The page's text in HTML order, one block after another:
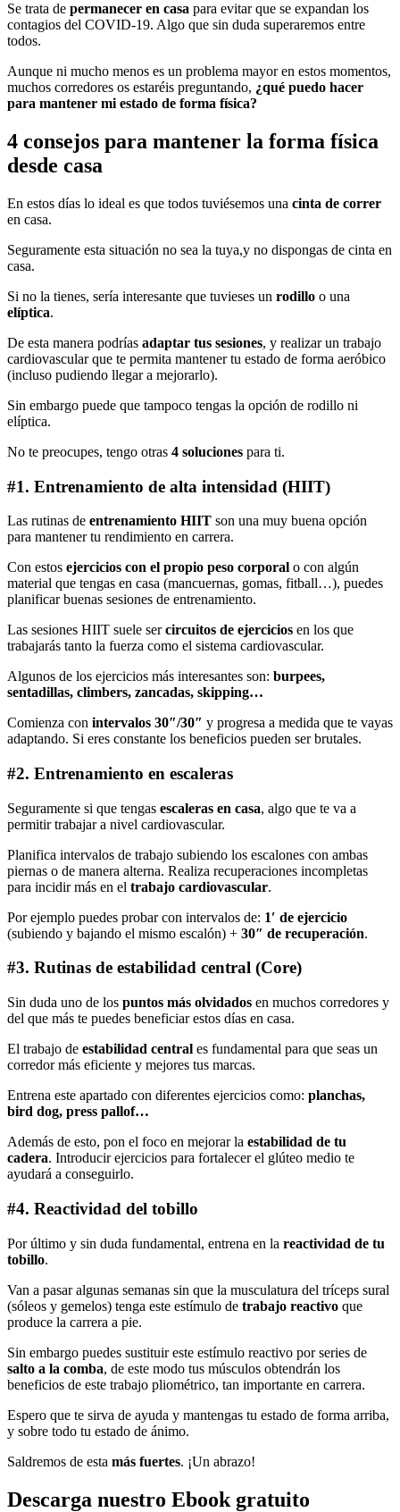
Se trata de permanecer en casa para evitar que se expandan los
contagios del COVID-19. Algo que sin duda superaremos entre
todos.
Aunque ni mucho menos es un problema mayor en estos momentos,
muchos corredores os estaréis preguntando, ¿qué puedo hacer
para mantener mi estado de forma física?
4 consejos para mantener la forma física
desde casa
En estos días lo ideal es que todos tuviésemos una cinta de correr
en casa.
Seguramente esta situación no sea la tuya,y no dispongas de cinta en
casa.
Si no la tienes, sería interesante que tuvieses un rodillo o una
elíptica.
De esta manera podrías adaptar tus sesiones, y realizar un trabajo
cardiovascular que te permita mantener tu estado de forma aeróbico
(incluso pudiendo llegar a mejorarlo).
Sin embargo puede que tampoco tengas la opción de rodillo ni
elíptica.
No te preocupes, tengo otras 4 soluciones para ti.
#1. Entrenamiento de alta intensidad (HIIT)
Las rutinas de entrenamiento HIIT son una muy buena opción
para mantener tu rendimiento en carrera.
Con estos ejercicios con el propio peso corporal o con algún
material que tengas en casa (mancuernas, gomas, fitball…), puedes
planificar buenas sesiones de entrenamiento.
Las sesiones HIIT suele sercircuitos de ejercicios en los que
trabajarás tanto la fuerza como el sistema cardiovascular.
Algunos de los ejercicios más interesantes son: burpees,
sentadillas, climbers, zancadas, skipping…
Comienza con intervalos 30″/30″ y progresa a medida que te vayas
adaptando. Si eres constante los beneficios pueden ser brutales.
#2. Entrenamiento en escaleras
Seguramente si que tengas escaleras en casa, algo que te va a
permitir trabajar a nivel cardiovascular.
Planifica intervalos de trabajo subiendo los escalones con ambas
piernas o de manera alterna. Realiza recuperaciones incompletas
para incidir más en el trabajo cardiovascular.
Por ejemplo puedes probar con intervalos de: 1′ de ejercicio
(subiendo y bajando el mismo escalón) + 30″ de recuperación.
#3. Rutinas de estabilidad central (Core)
Sin duda uno de los puntos más olvidados en muchos corredores y
del que más te puedes beneficiar estos días en casa.
El trabajo de estabilidad central es fundamental para que seas un
corredor más eficiente y mejores tus marcas.
Entrena este apartado con diferentes ejercicios como: planchas,
bird dog, press pallof…
Además de esto, pon el foco en mejorar la estabilidad de tu
cadera. Introducir ejercicios para fortalecer el glúteo medio te
ayudará a conseguirlo.
#4. Reactividad del tobillo
Por último y sin duda fundamental, entrena en la reactividad de tu
tobillo.
Van a pasar algunas semanas sin que la musculatura del tríceps sural
(sóleos y gemelos) tenga este estímulo de trabajo reactivo que
produce la carrera a pie.
Sin embargo puedes sustituir este estímulo reactivo por series de
salto a la comba, de este modo tus músculos obtendrán los
beneficios de este trabajo pliométrico, tan importante en carrera.
Espero que te sirva de ayuda y mantengas tu estado de forma arriba,
y sobre todo tu estado de ánimo.
Saldremos de esta más fuertes. ¡Un abrazo!
Descarga nuestro Ebook gratuito